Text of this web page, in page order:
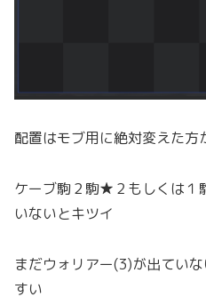
配置はモブ用に絶対変えた方
ケーブ駒２駒★２もしくは
いないとキツイ
まだウォリアー(3)が出てい
すい